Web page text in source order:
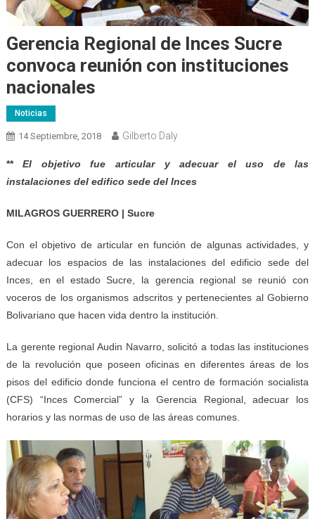
Gerencia Regional de Inces Sucre
convoca reunión con instituciones
nacionales
Noticias
14 Septiembre, 2018 Gilberto Daly
**El objetivo fue articular y adecuar el uso de las
instalaciones del edifico sede del Inces
MILAGROS GUERRERO | Sucre
Con el objetivo de articular en función de algunas actividades, y
adecuar los espacios de las instalaciones del edificio sede del
Inces, en el estado Sucre, la gerencia regional se reunió con
voceros de los organismos adscritos y pertenecientes al Gobierno
Bolivariano que hacen vida dentro la institución.
La gerente regional Audin Navarro, solicitó a todas las instituciones
de la revolución que poseen oficinas en diferentes áreas de los
pisos del edificio donde funciona el centro de formación socialista
(CFS) “Inces Comercial” y la Gerencia Regional, adecuar los
horarios y las normas de uso de las áreas comunes.